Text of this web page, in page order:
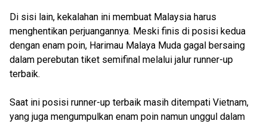
Di sisi lain, kekalahan ini membuat Malaysia harus
menghentikan perjuangannya. Meski finis di posisi kedua
dengan enam poin, Harimau Malaya Muda gagal bersaing
dalam perebutan tiket semifinal melalui jalur runner-up
terbaik.
Saat ini posisi runner-up terbaik masih ditempati Vietnam,
yang juga mengumpulkan enam poin namun unggul dalam